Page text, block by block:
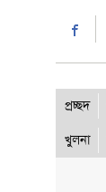
প্রচ্ছদ
খুলনা